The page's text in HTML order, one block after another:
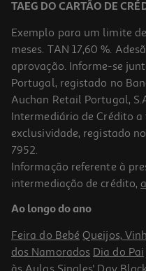
Bloco Wc Auchan Autoclismo
0.65 €/un
2,59 €
TAEG DO CARTÃO DE
Exemplo para um limite
meses. TAN 17,60 %.
aprovação. Informe-se
Portugal, registado no
Auchan Retail Portugal,
Intermediário de Crédito
exclusividade, registado
7952.
Informação referente à
intermediação de crédito,
Ao longo do ano
Feira do Bebé Queijos,
dos Namorados Dia do Pai